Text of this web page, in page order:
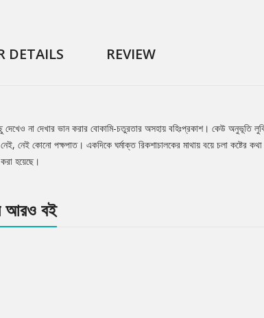
DETAILS REVIEW
দেখেও না দেখার ভান করার বোকামি-চতুরতার অসহায় বহিঃপ্রকাশ। কেউ অনুভূতি
নেই কোনো পক্ষপাত। একদিকে ঘর্মাক্ত রিকশাচালকের মাথায় বয়ে চলা কষ্টের
হয়েছে।
আরও বই